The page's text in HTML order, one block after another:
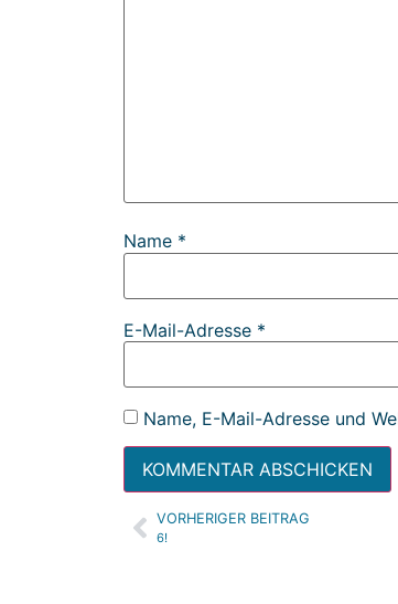
Name *
E-Mail-Adresse *
Name, E-Mail-Adresse und
Alternative:
VORHERIGER BEITRAG
6!